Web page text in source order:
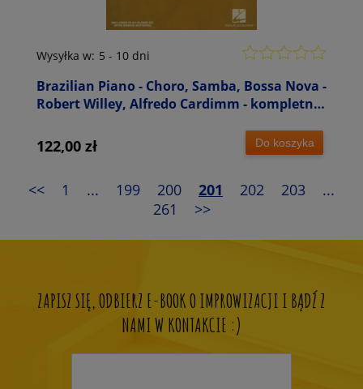
Brazilian Piano - Choro, Samba, Bossa Nova -
Robert Willey, Alfredo Cardimm - kompletny
online)
Wysyłka w: 5 - 10 dni
122,00 zł Do koszyka
<< 1 ... 199 200 201 202 203
...
261
>>
ZAPISZ SIĘ, ODBIERZ E-BOOK O IMPROWIZACJI I BĄDŹ Z
NAMI W KONTAKCIE :)